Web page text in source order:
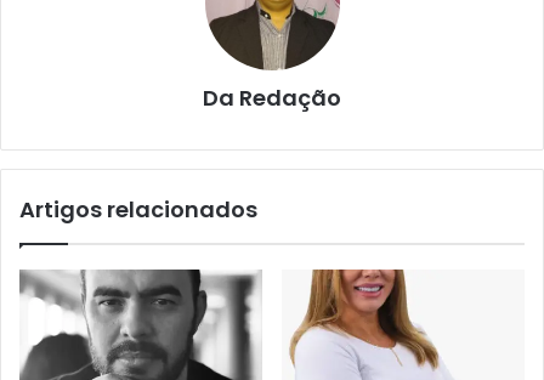
Da Redação
Artigos relacionados